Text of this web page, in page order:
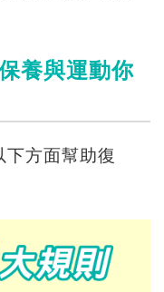
養與運動你
下方面幫助復